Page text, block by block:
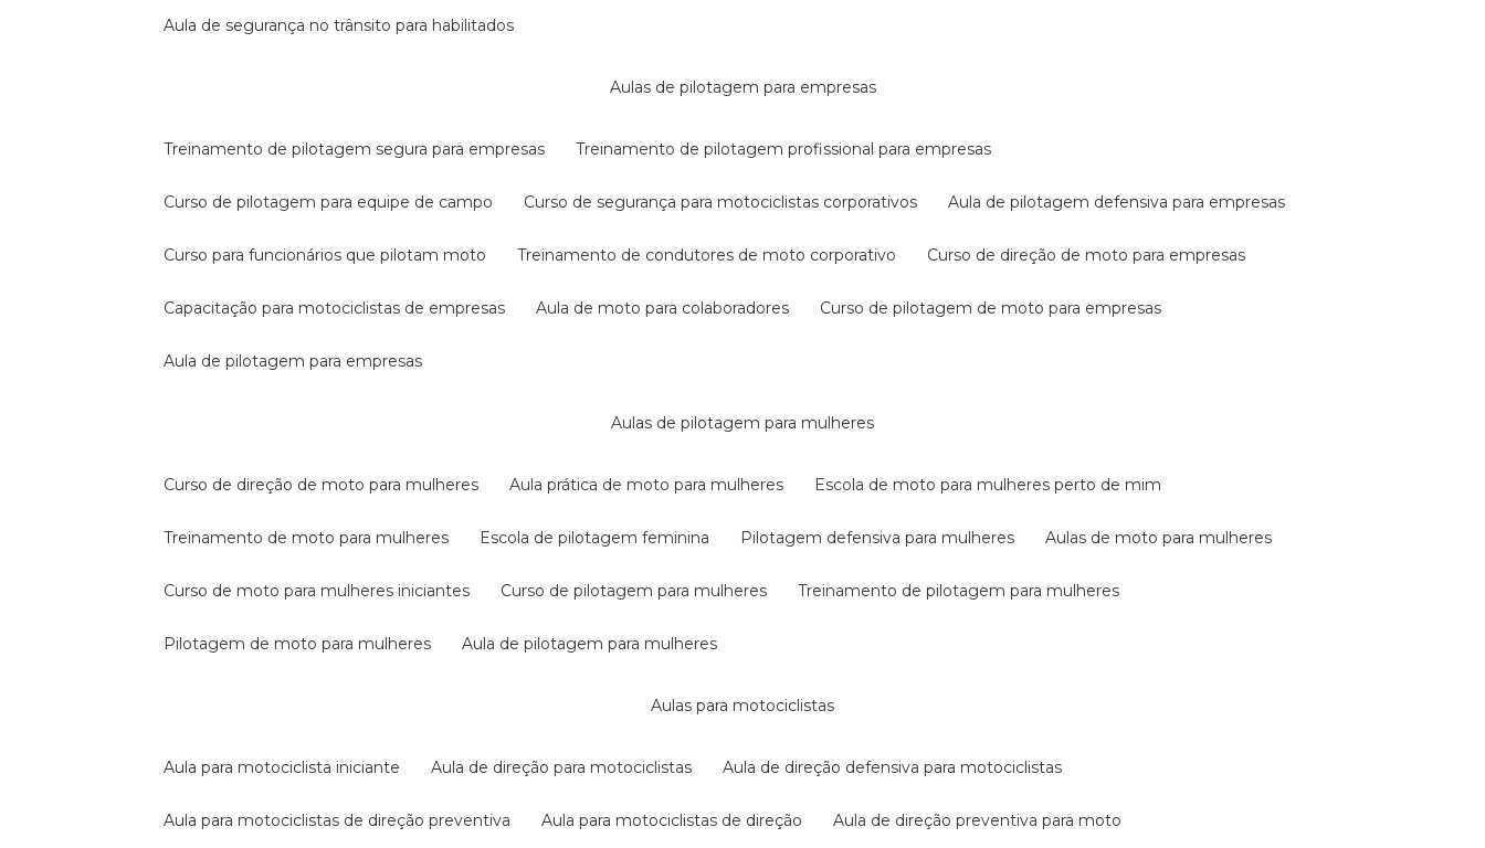
aula de segurança no trânsito para habilitados
aulas de pilotagem para empresas
treinamento de pilotagem segura para empresas treinamento de pilotagem profissional para empresas
curso de pilotagem para equipe de campo curso de segurança para motociclistas corporativos aula de pilotagem defensiva para empresas
curso para funcionários que pilotam moto treinamento de condutores de moto corporativo curso de direção de moto para empresas
capacitação para motociclistas de empresas aula de moto para colaboradores curso de pilotagem de moto para empresas
aula de pilotagem para empresas
aulas de pilotagem para mulheres
curso de direção de moto para mulheres aula prática de moto para mulheres escola de moto para mulheres perto de mim
treinamento de moto para mulheres escola de pilotagem feminina pilotagem defensiva para mulheres aulas de moto para mulheres
curso de moto para mulheres iniciantes curso de pilotagem para mulheres treinamento de pilotagem para mulheres
pilotagem de moto para mulheres aula de pilotagem para mulheres
aulas para motociclistas
aula para motociclista iniciante aula de direção para motociclistas aula de direção defensiva para motociclistas
aula para motociclistas de direção preventiva aula para motociclistas de direção aula de direção preventiva para moto